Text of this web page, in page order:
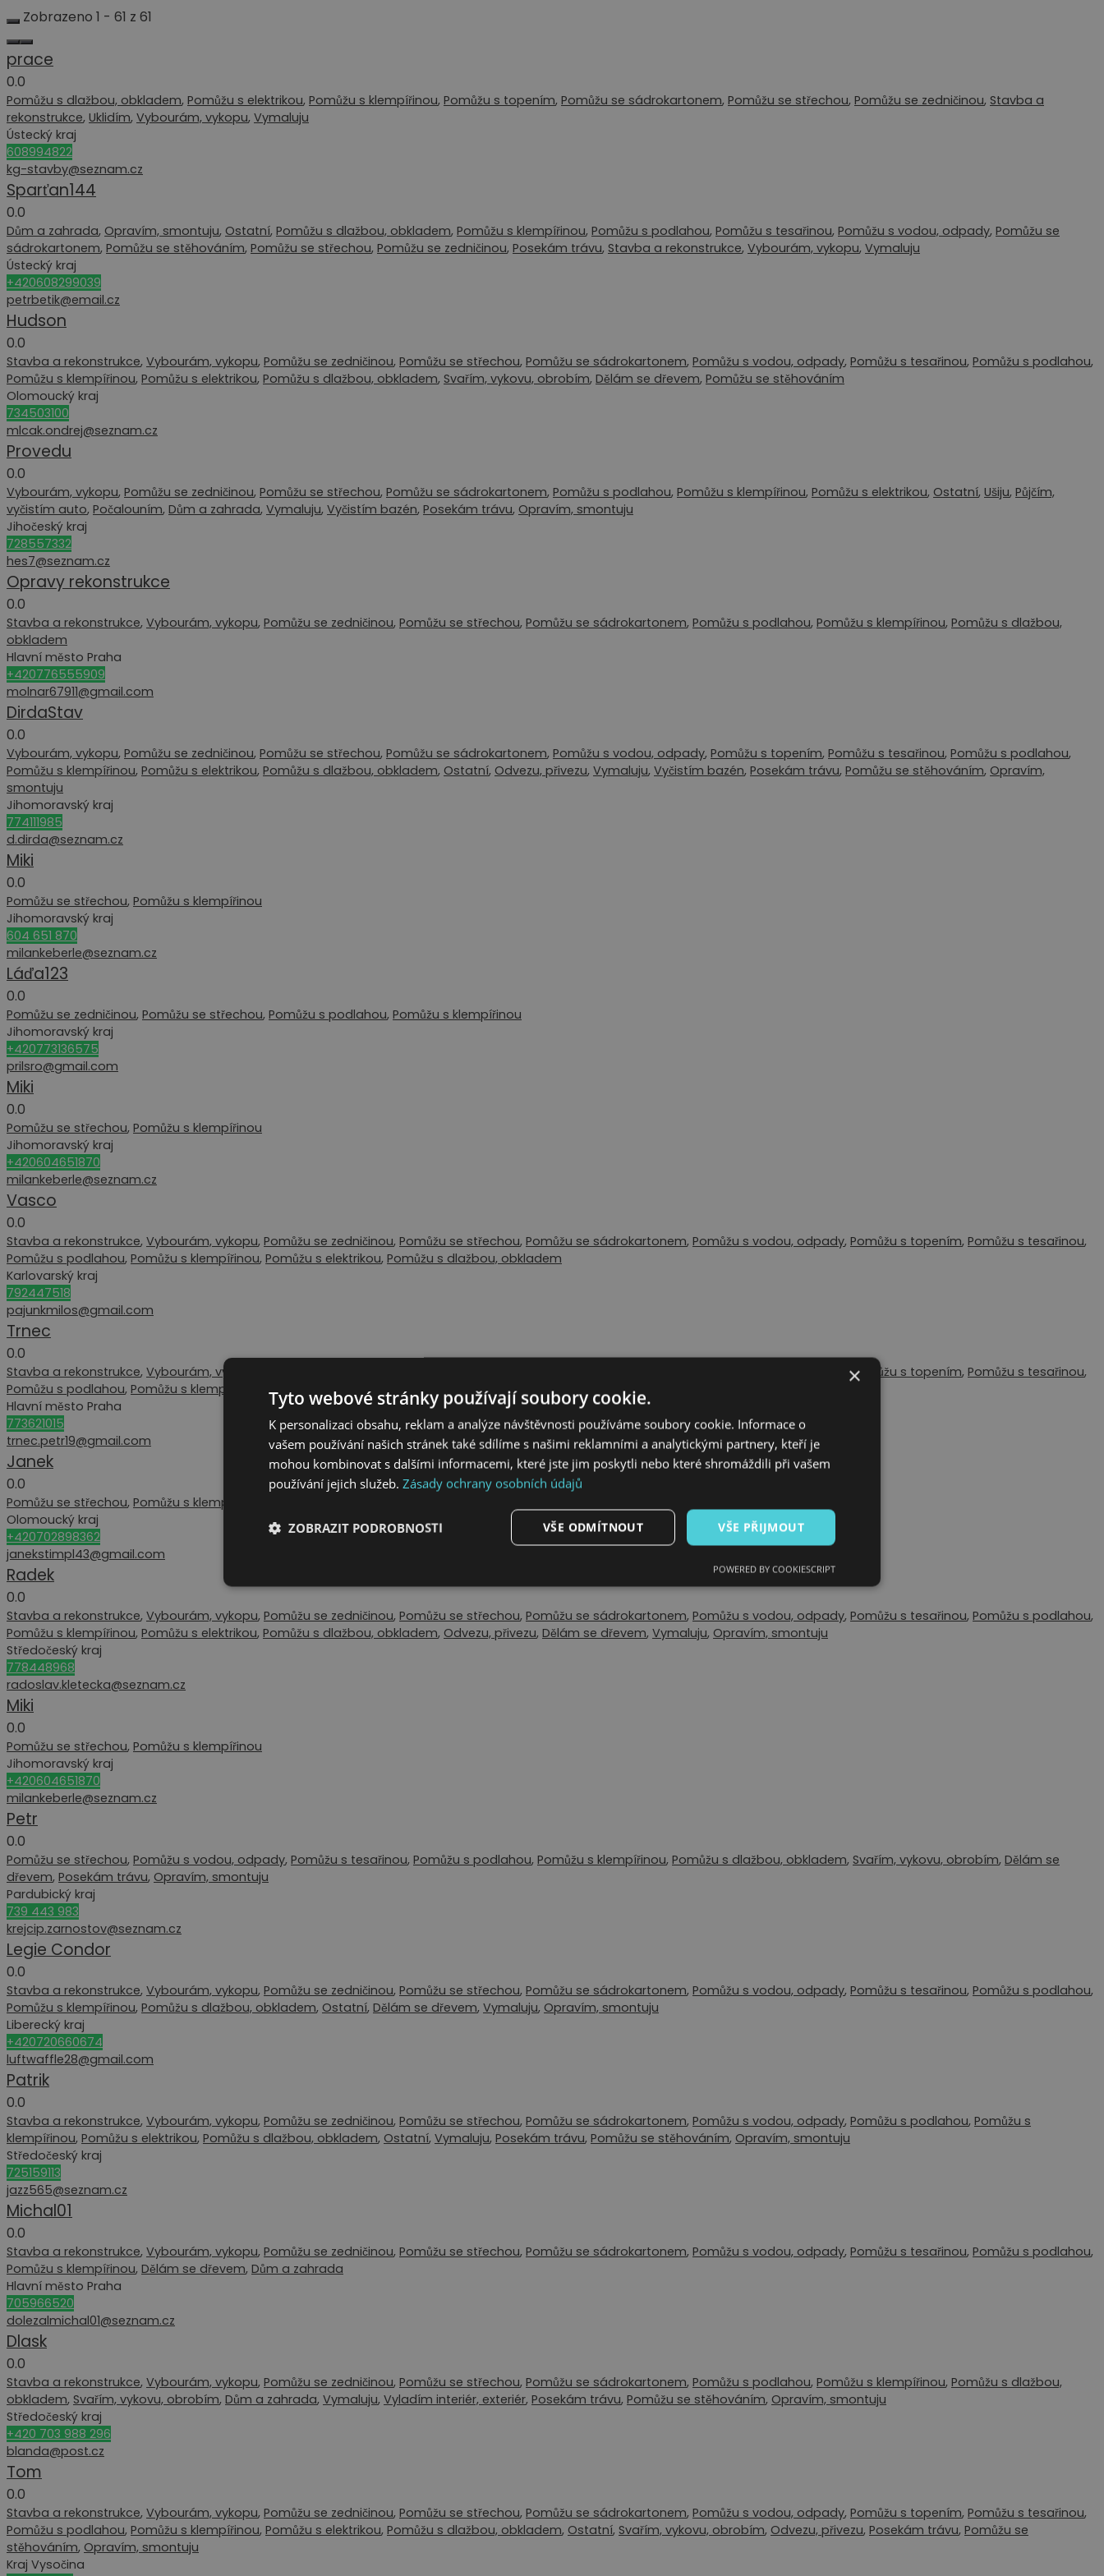
Zobrazeno 1 - 61 z 61
prace
0.0
Pomůžu s dlažbou, obkladem, Pomůžu s elektrikou, Pomůžu s klempířinou, Pomůžu s topením, Pomůžu se sádrokartonem, Pomůžu se střechou, Pomůžu se zedničinou, Stavba a
rekonstrukce, Uklidím, Vybourám, vykopu, Vymaluju
Ústecký kraj
608994822
kg-stavby@seznam.cz
Sparťan144
0.0
Dům a zahrada, Opravím, smontuju, Ostatní, Pomůžu s dlažbou, obkladem, Pomůžu s klempířinou, Pomůžu s podlahou, Pomůžu s tesařinou, Pomůžu s vodou, odpady, Pomůžu se
sádrokartonem, Pomůžu se stěhováním, Pomůžu se střechou, Pomůžu se zedničinou, Posekám trávu, Stavba a rekonstrukce, Vybourám, vykopu, Vymaluju
Ústecký kraj
+420608299039
petrbetik@email.cz
Hudson
0.0
Stavba a rekonstrukce, Vybourám, vykopu, Pomůžu se zedničinou, Pomůžu se střechou, Pomůžu se sádrokartonem, Pomůžu s vodou, odpady, Pomůžu s tesařinou, Pomůžu s podlahou,
Pomůžu s klempířinou, Pomůžu s elektrikou, Pomůžu s dlažbou, obkladem, Svařím, vykovu, obrobím, Dělám se dřevem, Pomůžu se stěhováním
Olomoucký kraj
734503100
mlcak.ondrej@seznam.cz
Provedu
0.0
Vybourám, vykopu, Pomůžu se zedničinou, Pomůžu se střechou, Pomůžu se sádrokartonem, Pomůžu s podlahou, Pomůžu s klempířinou, Pomůžu s elektrikou, Ostatní, Ušiju, Půjčím,
vyčistím auto, Počalouním, Dům a zahrada, Vymaluju, Vyčistím bazén, Posekám trávu, Opravím, smontuju
Jihočeský kraj
728557332
hes7@seznam.cz
Opravy rekonstrukce
0.0
Stavba a rekonstrukce, Vybourám, vykopu, Pomůžu se zedničinou, Pomůžu se střechou, Pomůžu se sádrokartonem, Pomůžu s podlahou, Pomůžu s klempířinou, Pomůžu s dlažbou,
obkladem
Hlavní město Praha
+420776555909
molnar67911@gmail.com
DirdaStav
0.0
Vybourám, vykopu, Pomůžu se zedničinou, Pomůžu se střechou, Pomůžu se sádrokartonem, Pomůžu s vodou, odpady, Pomůžu s topením, Pomůžu s tesařinou, Pomůžu s podlahou,
Pomůžu s klempířinou, Pomůžu s elektrikou, Pomůžu s dlažbou, obkladem, Ostatní, Odvezu, přivezu, Vymaluju, Vyčistím bazén, Posekám trávu, Pomůžu se stěhováním, Opravím,
smontuju
Jihomoravský kraj
774111985
d.dirda@seznam.cz
Miki
0.0
Pomůžu se střechou, Pomůžu s klempířinou
Jihomoravský kraj
604 651 870
milankeberle@seznam.cz
Láďa123
0.0
Pomůžu se zedničinou, Pomůžu se střechou, Pomůžu s podlahou, Pomůžu s klempířinou
Jihomoravský kraj
+420773136575
prilsro@gmail.com
Miki
0.0
Pomůžu se střechou, Pomůžu s klempířinou
Jihomoravský kraj
+420604651870
milankeberle@seznam.cz
Vasco
0.0
Stavba a rekonstrukce, Vybourám, vykopu, Pomůžu se zedničinou, Pomůžu se střechou, Pomůžu se sádrokartonem, Pomůžu s vodou, odpady, Pomůžu s topením, Pomůžu s tesařinou,
Pomůžu s podlahou, Pomůžu s klempířinou, Pomůžu s elektrikou, Pomůžu s dlažbou, obkladem
Karlovarský kraj
792447518
pajunkmilos@gmail.com
Trnec
0.0
Stavba a rekonstrukce, Vybourám, vykopu ,Pomůžu s topením, Pomůžu s tesařinou,
Pomůžu s podlahou, Pomůžu s klempířinou
Hlavní město Praha
773621015
trnec.petr19@gmail.com
Janek
0.0
Pomůžu se střechou, Pomůžu s klempířinou
Olomoucký kraj
+420702898362
janekstimpl43@gmail.com
Radek
0.0
Stavba a rekonstrukce, Vybourám, vykopu, Pomůžu se zedničinou, Pomůžu se střechou, Pomůžu se sádrokartonem, Pomůžu s vodou, odpady, Pomůžu s tesařinou, Pomůžu s podlahou,
Pomůžu s klempířinou, Pomůžu s elektrikou, Pomůžu s dlažbou, obkladem, Odvezu, přivezu, Dělám se dřevem, Vymaluju, Opravím, smontuju
Středočeský kraj
778448968
radoslav.kletecka@seznam.cz
Miki
0.0
Pomůžu se střechou, Pomůžu s klempířinou
Jihomoravský kraj
+420604651870
milankeberle@seznam.cz
Petr
0.0
Pomůžu se střechou, Pomůžu s vodou, odpady, Pomůžu s tesařinou, Pomůžu s podlahou, Pomůžu s klempířinou, Pomůžu s dlažbou, obkladem, Svařím, vykovu, obrobím, Dělám se
dřevem, Posekám trávu, Opravím, smontuju
Pardubický kraj
739 443 983
krejcip.zarnostov@seznam.cz
Legie Condor
0.0
Stavba a rekonstrukce, Vybourám, vykopu, Pomůžu se zedničinou, Pomůžu se střechou, Pomůžu se sádrokartonem, Pomůžu s vodou, odpady, Pomůžu s tesařinou, Pomůžu s podlahou,
Pomůžu s klempířinou, Pomůžu s dlažbou, obkladem, Ostatní, Dělám se dřevem, Vymaluju, Opravím, smontuju
Liberecký kraj
+420720660674
luftwaffle28@gmail.com
Patrik
0.0
Stavba a rekonstrukce, Vybourám, vykopu, Pomůžu se zedničinou, Pomůžu se střechou, Pomůžu se sádrokartonem, Pomůžu s vodou, odpady, Pomůžu s podlahou, Pomůžu s
klempířinou, Pomůžu s elektrikou, Pomůžu s dlažbou, obkladem, Ostatní, Vymaluju, Posekám trávu, Pomůžu se stěhováním, Opravím, smontuju
Středočeský kraj
725159113
jazz565@seznam.cz
Michal01
0.0
Stavba a rekonstrukce, Vybourám, vykopu, Pomůžu se zedničinou, Pomůžu se střechou, Pomůžu se sádrokartonem, Pomůžu s vodou, odpady, Pomůžu s tesařinou, Pomůžu s podlahou,
Pomůžu s klempířinou, Dělám se dřevem, Dům a zahrada
Hlavní město Praha
705966520
dolezalmichal01@seznam.cz
Dlask
0.0
Stavba a rekonstrukce, Vybourám, vykopu, Pomůžu se zedničinou, Pomůžu se střechou, Pomůžu se sádrokartonem, Pomůžu s podlahou, Pomůžu s klempířinou, Pomůžu s dlažbou,
obkladem, Svařím, vykovu, obrobím, Dům a zahrada, Vymaluju, Vyladím interiér, exteriér, Posekám trávu, Pomůžu se stěhováním, Opravím, smontuju
Středočeský kraj
+420 703 988 296
blanda@post.cz
Tom
0.0
Stavba a rekonstrukce, Vybourám, vykopu, Pomůžu se zedničinou, Pomůžu se střechou, Pomůžu se sádrokartonem, Pomůžu s vodou, odpady, Pomůžu s topením, Pomůžu s tesařinou,
Pomůžu s podlahou, Pomůžu s klempířinou, Pomůžu s elektrikou, Pomůžu s dlažbou, obkladem, Ostatní, Svařím, vykovu, obrobím, Odvezu, přivezu, Posekám trávu, Pomůžu se
stěhováním, Opravím, smontuju
Kraj Vysočina
×
Tyto webové stránky používají soubory cookie.
K personalizaci obsahu, reklam a analýze návštěvnosti používáme soubory cookie. Informace o
vašem používání našich stránek také sdílíme s našimi reklamními a analytickými partnery, kteří je
mohou kombinovat s dalšími informacemi, které jste jim poskytli nebo které shromáždili při vašem
používání jejich služeb. Zásady ochrany osobních údajů
VŠE PŘIJMOUT
VŠE ODMÍTNOUT
ZOBRAZIT PODROBNOSTI
POWERED BY COOKIESCRIPT